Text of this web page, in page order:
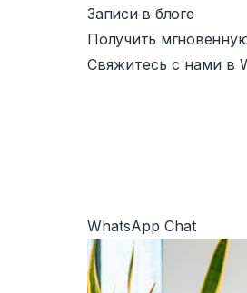
Записи в блоге
Получить
Свяжитесь с нами в
WhatsApp Chat